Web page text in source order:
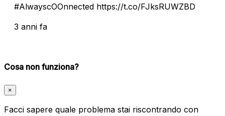
#AlwayscOOnnected https://t.co/FJksRUWZBD
3 anni fa
Cosa non funziona?
×
Facci sapere quale problema stai riscontrando con